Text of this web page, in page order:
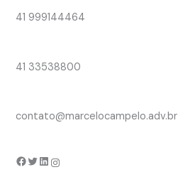
41 999144464
41 33538800
contato@marcelocampelo.adv.br